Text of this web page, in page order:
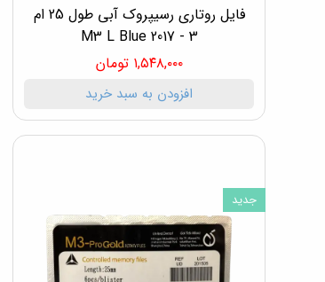
فایل روتاری رسیپروک آبی طول 25 ام
3 - M3 L Blue 2017
۱,۵۴۸,۰۰۰ تومان
افزودن به سبد خرید
جدید